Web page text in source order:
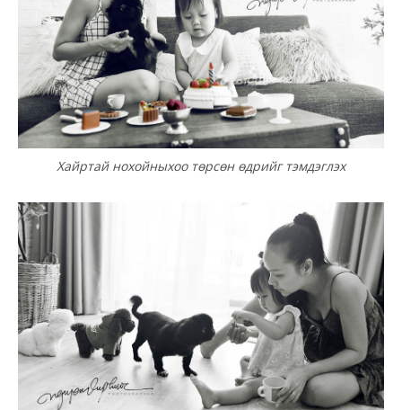
Хайртай нохойныхоо төрсөн өдрийг тэмдэглэх